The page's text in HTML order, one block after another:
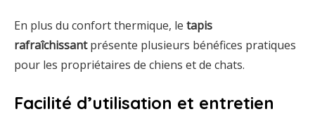
En plus du confort thermique, le tapis
rafraîchissantprésente plusieurs bénéfices pratiques
pour les propriétaires de chiens et de chats.
Facilité d’utilisation et entretien